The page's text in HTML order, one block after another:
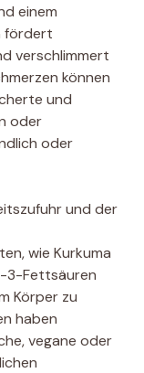
einem
fördert
verschlimmert
können
und
oder
oder
und der
wie Kurkuma
3-Fettsäuren
Körper zu
haben
vegane oder